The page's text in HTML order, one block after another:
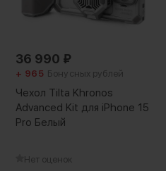
36 990 ₽
+ 965 Бонусных рублей
Чехол Tilta Khronos
Advanced Kit для iPhone 15
Pro Белый
Нет оценок